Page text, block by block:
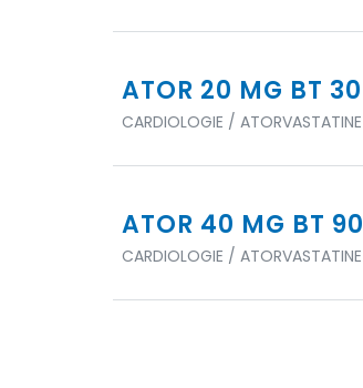
ATOR 20 MG BT 30
CARDIOLOGIE / ATORVASTATINE
ATOR 40 MG BT 90
CARDIOLOGIE / ATORVASTATINE